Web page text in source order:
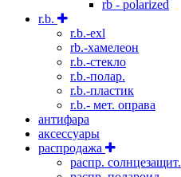
rb - polarized
r.b.
r.b.-exl
rb.-хамелеон
r.b.-стекло
r.b.-полар.
r.b.-пластик
r.b.- мет. оправа
антифара
аксессуары
распродажа
распр. солнцезащит.